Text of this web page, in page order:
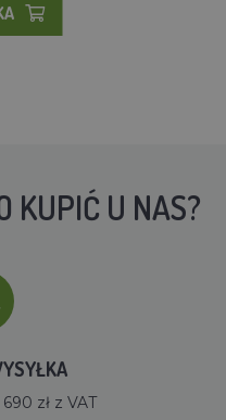
KUPIĆ U NAS?
zł z VAT